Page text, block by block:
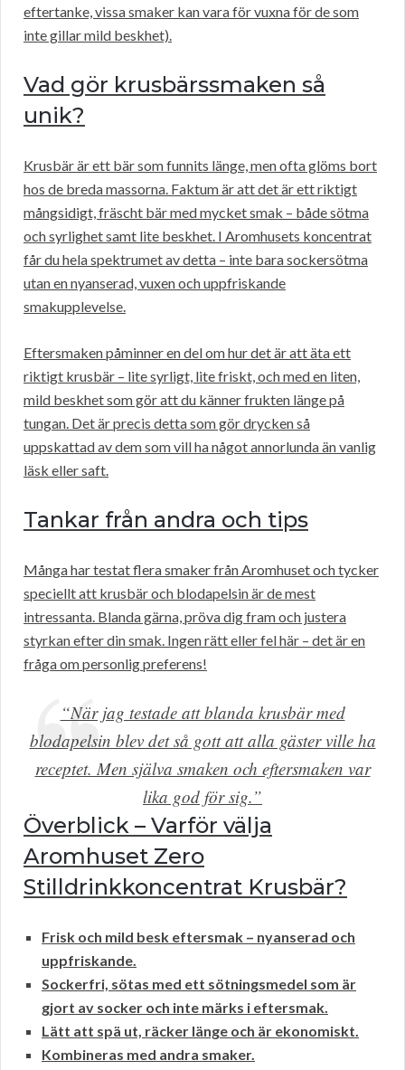
eftertanke, vissa smaker kan vara för vuxna för de som
inte gillar mild beskhet).
Vad gör krusbärssmaken så
unik?
Krusbär är ett bär som funnits länge, men ofta glöms bort
hos de breda massorna. Faktum är att det är ett riktigt
mångsidigt, fräscht bär med mycket smak – både sötma
och syrlighet samt lite beskhet. I Aromhusets koncentrat
får du hela spektrumet av detta – inte bara sockersötma
utan en nyanserad, vuxen och uppfriskande
smakupplevelse.
Eftersmaken påminner en del om hur det är att äta ett
riktigt krusbär – lite syrligt, lite friskt, och med en liten,
mild beskhet som gör att du känner frukten länge på
tungan. Det är precis detta som gör drycken så
uppskattad av dem som vill ha något annorlunda än vanlig
läsk eller saft.
Tankar från andra och tips
Många har testat flera smaker från Aromhuset och tycker
speciellt att krusbär och blodapelsin är de mest
intressanta. Blanda gärna, pröva dig fram och justera
styrkan efter din smak. Ingen rätt eller fel här – det är en
fråga om personlig preferens!
“När jag testade att blanda krusbär med
blodapelsin blev det så gott att alla gäster ville ha
receptet. Men själva smaken och eftersmaken var
lika god för sig.”
Överblick – Varför välja
Aromhuset Zero
Stilldrinkkoncentrat Krusbär?
Frisk och mild besk eftersmak – nyanserad och
uppfriskande.
Sockerfri, sötas med ett sötningsmedel som är
gjort av socker och inte märks i eftersmak.
Lätt att spä ut, räcker länge och är ekonomiskt.
Kombineras med andra smaker.